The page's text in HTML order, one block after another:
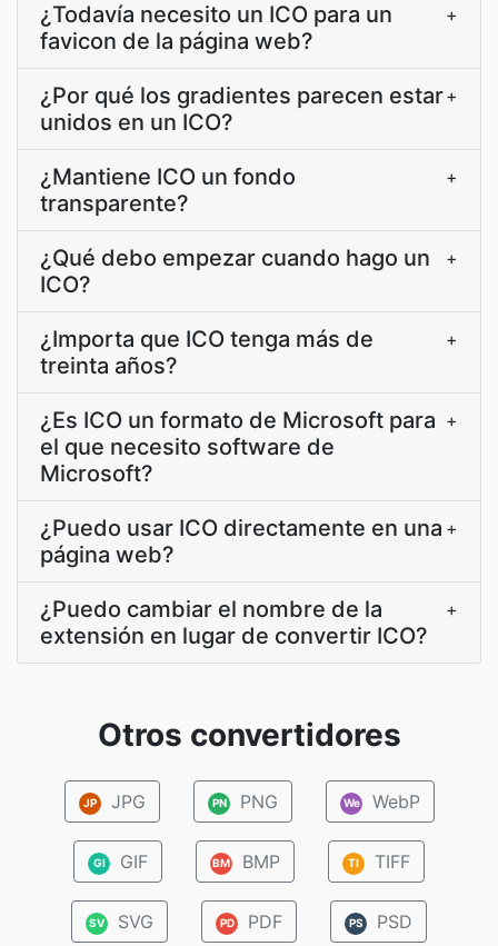
¿Todavía necesito un ICO para un
favicon de la página web?
+
¿Por qué los gradientes parecen estar
unidos en un ICO?
+
¿Mantiene ICO un fondo
transparente?
+
¿Qué debo empezar cuando hago un
ICO?
+
¿Importa que ICO tenga más de
treinta años?
+
¿Es ICO un formato de Microsoft para
el que necesito software de
Microsoft?
+
¿Puedo usar ICO directamente en una
página web?
+
¿Puedo cambiar el nombre de la
extensión en lugar de convertir ICO?
+
Otros convertidores
JP JPG PN PNG We WebP
GI GIF BM BMP TI TIFF
SV SVG PD PDF PS PSD